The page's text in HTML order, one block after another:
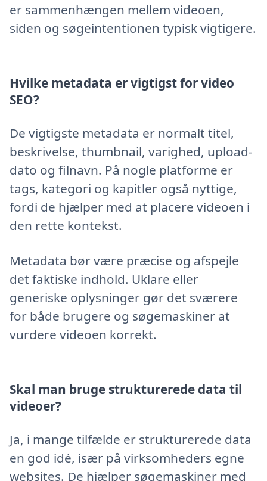
er sammenhængen mellem videoen,
siden og søgeintentionen typisk vigtigere.
Hvilke metadata er vigtigst for video
SEO?
De vigtigste metadata er normalt titel,
beskrivelse, thumbnail, varighed, upload-
dato og filnavn. På nogle platforme er
tags, kategori og kapitler også nyttige,
fordi de hjælper med at placere videoen i
den rette kontekst.
Metadata bør være præcise og afspejle
det faktiske indhold. Uklare eller
generiske oplysninger gør det sværere
for både brugere og søgemaskiner at
vurdere videoen korrekt.
Skal man bruge strukturerede data til
videoer?
Ja, i mange tilfælde er strukturerede data
en god idé, især på virksomheders egne
websites. De hjælper søgemaskiner med